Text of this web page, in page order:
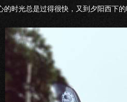
的时光总是过得很快，又到夕阳西下